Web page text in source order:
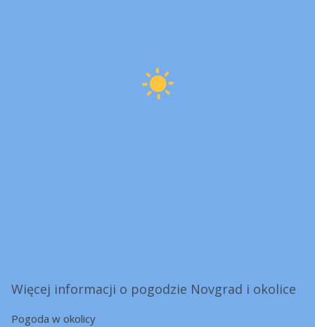
Więcej informacji o pogodzie Novgrad i okolice
Pogoda w okolicy